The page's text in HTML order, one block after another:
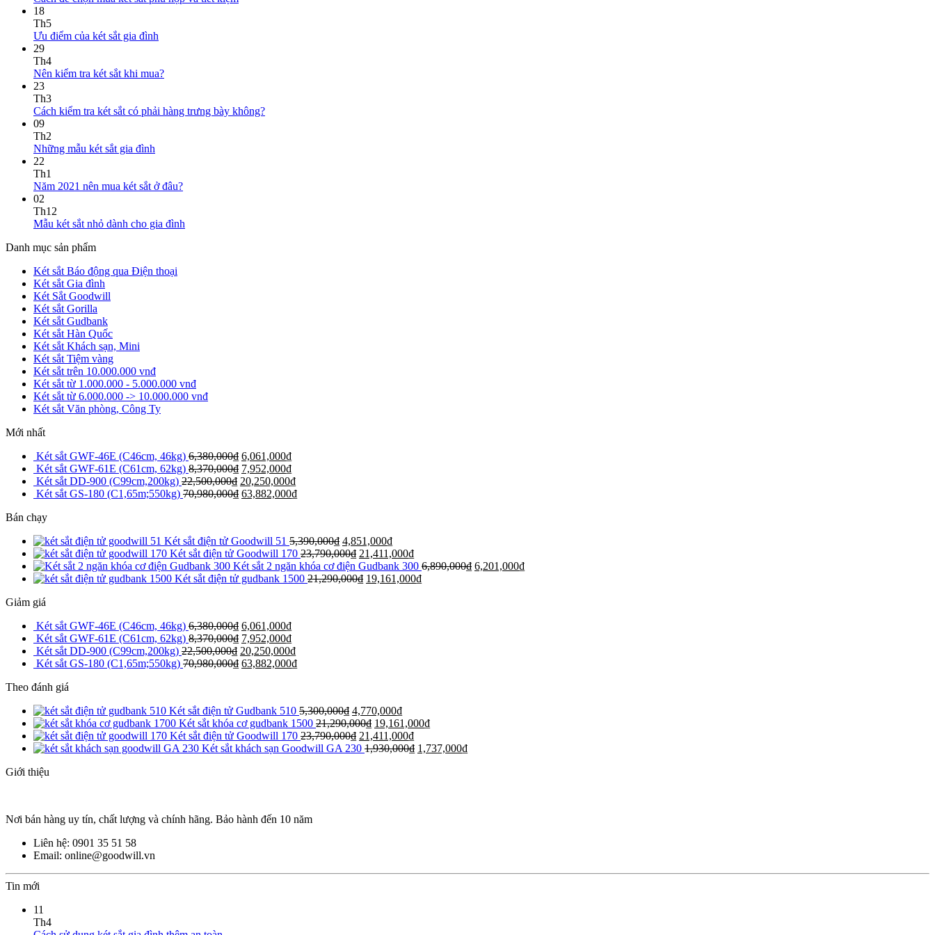
18
Th5
Ưu điểm của két sắt gia đình
29
Th4
Nên kiểm tra két sắt khi mua?
23
Th3
Cách kiểm tra két sắt có phải hàng trưng bày không?
09
Th2
Những mẫu két sắt gia đình
22
Th1
Năm 2021 nên mua két sắt ở đâu?
02
Th12
Mẫu két sắt nhỏ dành cho gia đình
Danh mục sản phẩm
Két sắt Báo động qua Điện thoại
Két sắt Gia đình
Két Sắt Goodwill
Két sắt Gorilla
Két sắt Gudbank
Két sắt Hàn Quốc
Két sắt Khách sạn, Mini
Két sắt Tiệm vàng
Két sắt trên 10.000.000 vnđ
Két sắt từ 1.000.000 - 5.000.000 vnđ
Két sắt từ 6.000.000 -> 10.000.000 vnđ
Két sắt Văn phòng, Công Ty
Mới nhất
Két sắt GWF-46E (C46cm, 46kg) 6,380,000₫ 6,061,000₫
Két sắt GWF-61E (C61cm, 62kg) 8,370,000₫ 7,952,000₫
Két sắt DD-900 (C99cm,200kg) 22,500,000₫ 20,250,000₫
Két sắt GS-180 (C1,65m;550kg) 70,980,000₫ 63,882,000₫
Bán chạy
Két sắt điện tử Goodwill 51 5,390,000₫ 4,851,000₫
Két sắt điện tử Goodwill 170 23,790,000₫ 21,411,000₫
Két sắt 2 ngăn khóa cơ điện Gudbank 300 6,890,000₫ 6,201,000₫
Két sắt điện tử gudbank 1500 21,290,000₫ 19,161,000₫
Giảm giá
Két sắt GWF-46E (C46cm, 46kg) 6,380,000₫ 6,061,000₫
Két sắt GWF-61E (C61cm, 62kg) 8,370,000₫ 7,952,000₫
Két sắt DD-900 (C99cm,200kg) 22,500,000₫ 20,250,000₫
Két sắt GS-180 (C1,65m;550kg) 70,980,000₫ 63,882,000₫
Theo đánh giá
Két sắt điện tử Gudbank 510 5,300,000₫ 4,770,000₫
Két sắt khóa cơ gudbank 1500 21,290,000₫ 19,161,000₫
Két sắt điện tử Goodwill 170 23,790,000₫ 21,411,000₫
Két sắt khách sạn Goodwill GA 230 1,930,000₫ 1,737,000₫
Giới thiệu
Nơi bán hàng uy tín, chất lượng và chính hãng. Bảo hành đến 10 năm
Liên hệ: 0901 35 51 58
Email: online@goodwill.vn
Tin mới
11
Th4